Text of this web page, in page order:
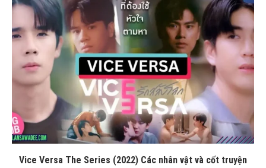
Vice Versa The Series (2022) Các nhân vật và cốt truyện